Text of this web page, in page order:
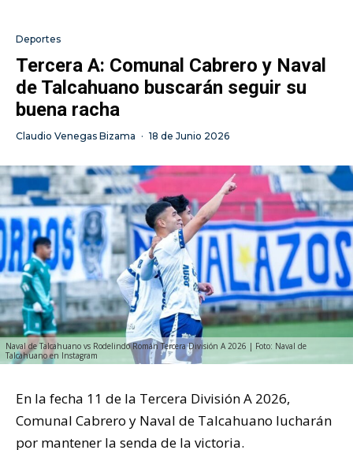
Deportes
Tercera A: Comunal Cabrero y Naval
de Talcahuano buscarán seguir su
buena racha
Claudio Venegas Bizama · 18 de Junio 2026
Naval de Talcahuano vs Rodelindo Román Tercera División A 2026 | Foto: Naval de
Talcahuano en Instagram
En la fecha 11 de la Tercera División A 2026,
Comunal Cabrero y Naval de Talcahuano lucharán
por mantener la senda de la victoria.